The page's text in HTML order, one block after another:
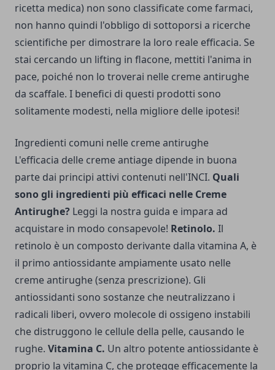
ricetta medica) non sono classificate come farmaci,
non hanno quindi l'obbligo di sottoporsi a ricerche
scientifiche per dimostrare la loro reale efficacia. Se
stai cercando un lifting in flacone, mettiti l'anima in
pace, poiché non lo troverai nelle creme antirughe
da scaffale. I benefici di questi prodotti sono
solitamente modesti, nella migliore delle ipotesi!
Ingredienti comuni nelle creme antirughe
L'efficacia delle creme antiage dipende in buona
parte dai principi attivi contenuti nell'INCI. Quali
sono gli ingredienti più efficaci nelle Creme
Antirughe? Leggi la nostra guida e impara ad
acquistare in modo consapevole! Retinolo. Il
retinolo è un composto derivante dalla vitamina A, è
il primo antiossidante ampiamente usato nelle
creme antirughe (senza prescrizione). Gli
antiossidanti sono sostanze che neutralizzano i
radicali liberi, ovvero molecole di ossigeno instabili
che distruggono le cellule della pelle, causando le
rughe. Vitamina C. Un altro potente antiossidante è
proprio la vitamina C, che protegge efficacemente la